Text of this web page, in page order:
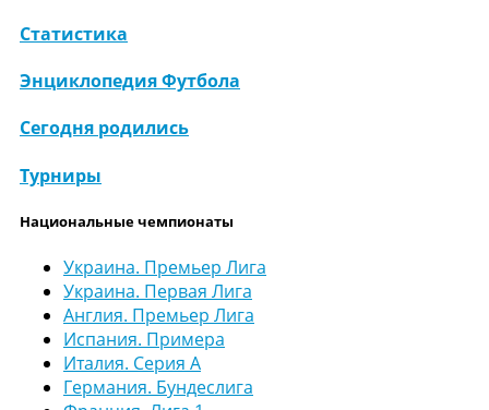
Статистика
Энциклопедия Футбола
Сегодня родились
Турниры
Национальные чемпионаты
Украина. Премьер Лига
Украина. Первая Лига
Англия. Премьер Лига
Испания. Примера
Италия. Серия А
Германия. Бундеслига